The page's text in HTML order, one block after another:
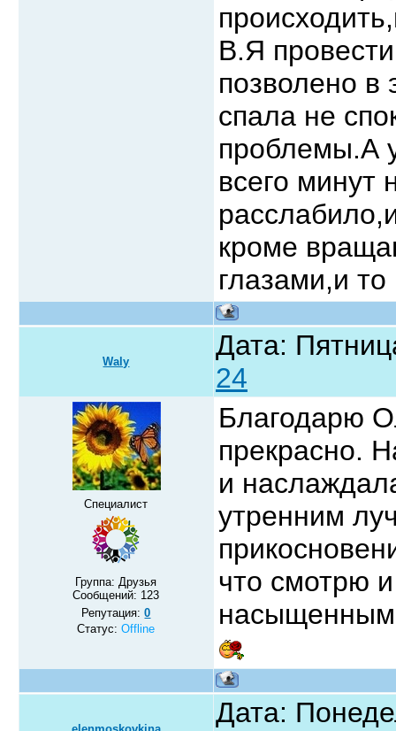
В.Я
позволено в
спала не
проблемы.А
всего минут
кроме
глазами,и
Waly
Дата:
24
Специалист
Группа: Друзья
Сообщений: 123
Репутация:0
Статус:Offline
Благодарю
прекрасно.
и
утренним
что смотрю
Дата: